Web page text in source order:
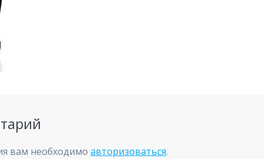
вам необходимоавторизоваться.